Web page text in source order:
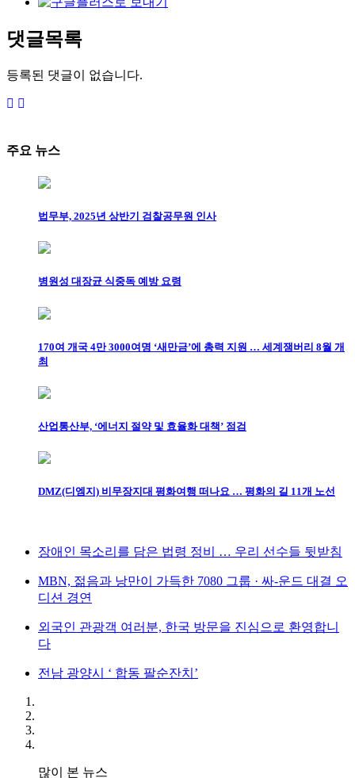
댓글목록
등록된 댓글이 없습니다.
주요 뉴스
법무부, 2025년 상반기 검찰공무원 인사
병원성 대장균 식중독 예방 요령
170여 개국 4만 3000여명 ‘새만금’에 총력 지원 … 세계잼버리 8월 개
최
산업통산부, ‘에너지 절약 및 효율화 대책’ 점검
DMZ(디엠지) 비무장지대 평화여행 떠나요 … 평화의 길 11개 노선
장애인 목소리를 담은 법령 정비 … 우리 선수들 뒷받침
MBN, 젊음과 낭만이 가득한 7080 그룹 · 싸-운드 대결 오
디션 경연
외국인 관광객 여러분, 한국 방문을 진심으로 환영합니
다
전남 광양시 ‘ 합동 팔순잔치’
많이 본 뉴스